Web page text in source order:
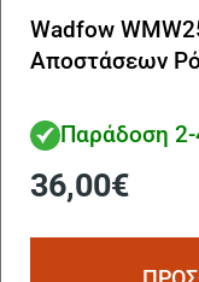
Wadfow
Αποστάσεων
Παράδοση
36,00€